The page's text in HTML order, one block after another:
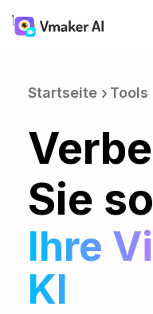
Startseite Tools
Sie
Ihre
KI